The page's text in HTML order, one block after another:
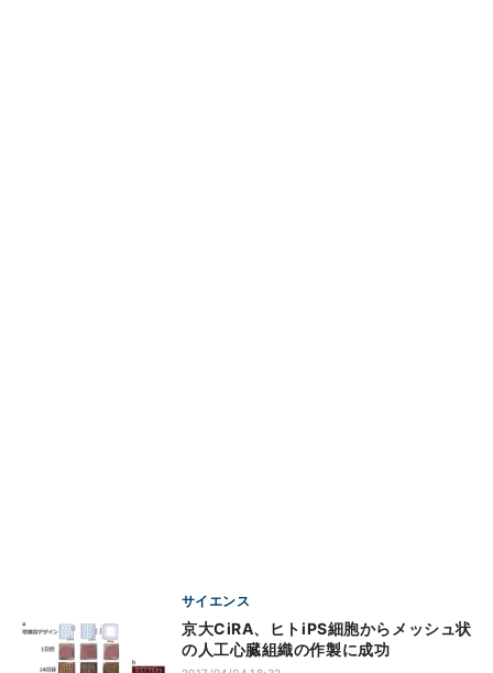
サイエンス
京大CiRA、ヒトiPS細胞からメッシュ状
の人工心臓組織の作製に成功